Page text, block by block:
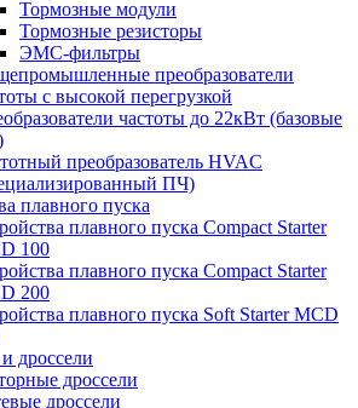
Тормозные модули
Тормозные резисторы
ЭМС-фильтры
преобразователи
с высокой перегрузкой
частоты до 22кВт (базовые
преобразователь HVAC
ПЧ)
плавного пуска
плавного пуска Compact Starter
100
плавного пуска Compact Starter
200
плавного пуска Soft Starter MCD
дроссели
дроссели
дроссели